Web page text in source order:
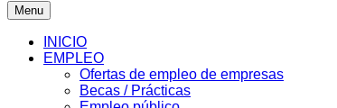
Menu
INICIO
EMPLEO
Ofertas de empleo de empresas
Becas / Prácticas